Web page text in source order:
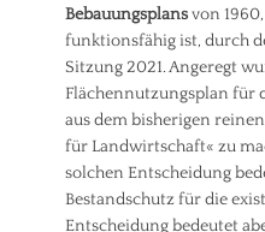
o
n
)
Tags
B
a
n
Bebauungsplansvon
funktionsfähig ist, durch
Sitzung 2021. Angeregt
Flächennutzungsplan für
aus dem bisherigen
für Landwirtschaft« zu
solchen Entscheidung
Bestandschutz für die
Entscheidung bedeutet